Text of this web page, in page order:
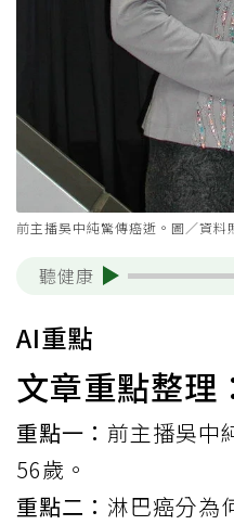
前主播吳中純驚傳癌逝。圖／資料
聽健康
AI重點
文章重點整理
重點一： 前主播吳中
56歲。
重點二： 淋巴癌分為